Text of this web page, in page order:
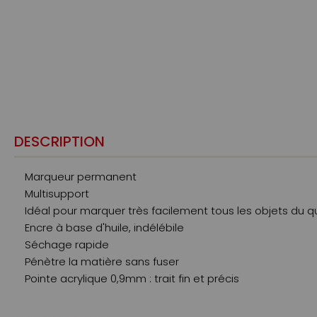
DESCRIPTION
Marqueur permanent
Multisupport
Idéal pour marquer très facilement tous les objets du
Encre à base d'huile, indélébile
Séchage rapide
Pénètre la matière sans fuser
Pointe acrylique 0,9mm : trait fin et précis